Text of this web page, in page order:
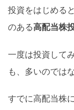
投資をはじめる
のある高配当株
一度は投資して
も、多いのでは
すでに高配当株